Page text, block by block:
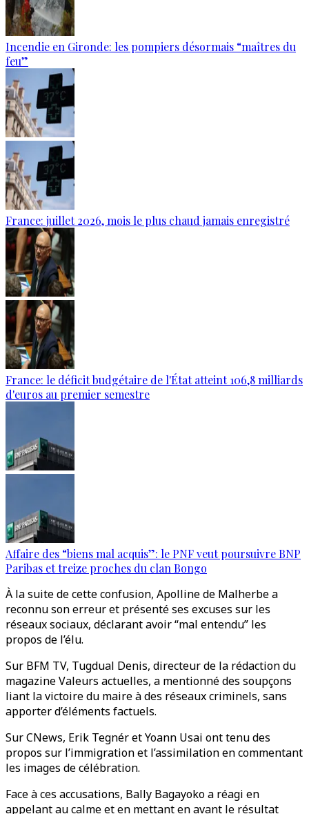
Incendie en Gironde: les pompiers désormais “maîtres du
feu”
France: juillet 2026, mois le plus chaud jamais enregistré
France: le déficit budgétaire de l'État atteint 106,8 milliards
d'euros au premier semestre
Affaire des “biens mal acquis”: le PNF veut poursuivre BNP
Paribas et treize proches du clan Bongo
À la suite de cette confusion, Apolline de Malherbe a
reconnu son erreur et présenté ses excuses sur les
réseaux sociaux, déclarant avoir “mal entendu” les
propos de l’élu.
Sur BFM TV, Tugdual Denis, directeur de la rédaction du
magazine Valeurs actuelles, a mentionné des soupçons
liant la victoire du maire à des réseaux criminels, sans
apporter d’éléments factuels.
Sur CNews, Erik Tegnér et Yoann Usai ont tenu des
propos sur l’immigration et l’assimilation en commentant
les images de célébration.
Face à ces accusations, Bally Bagayoko a réagi en
appelant au calme et en mettant en avant le résultat